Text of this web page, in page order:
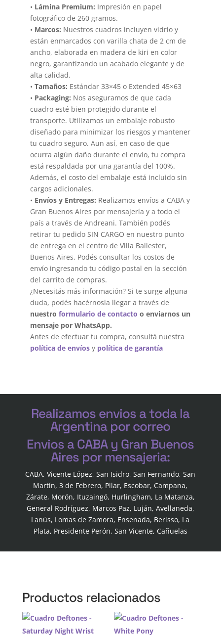
• Lámina Premium: Impresión en papel
fotográfico de 260 gramos.
• Marcos: Nuestros cuadros incluyen vidrio y
están enmarcados con varilla chata de 2 cm de
ancho, elaborada en madera de kiri en color
negro, garantizando un acabado elegante y de
alta calidad.
• Tamaños: Estándar 33×45 o Extended 45×63
• Packaging: Nos aseguramos de que cada
cuadro esté bien protegido durante el
transporte. Utilizamos un embalaje robusto
diseñado para minimizar los riesgos y mantener
tu cuadro seguro. Aun así, en caso de que
ocurra algún daño durante el envío, tu compra
está respaldada por una garantía del 100%.
Además, el costo del embalaje está incluido sin
cargos adicionales.
• Envíos y Entregas: Realizamos envíos a CABA y
Gran Buenos Aires por mensajería y a todo el
país a través de Andreani. También podés
retirar tu pedido SIN CARGO en nuestro punto
de entrega en el centro de Villa Ballester,
Buenos Aires. Podés consultar los costos de
envío ingresando tu código postal en la sección
del carrito de compras.
¿Necesitás más información? Si te surge alguna
duda, podés hacérnosla llegar a través de
nuestro formulario de contacto o enviarnos un
mensaje por WhatsApp.
Antes de efectuar tu compra, consultá nuestra
política de envíosy política de garantía
Realizamos envios a toda la
Argentina por correo
Envios a CABA y Gran Buenos
Aires por mensajeria:
CABA, Vicente López, San Isidro, San Fernando, San
Martín, 3 de Febrero, Pilar, Escobar, Campana,
Zárate, Morón, Ituzaingó, Hurlingham, La Matanza,
General Rodríguez, Marcos Paz, Luján, Avellaneda,
Lanús, Lomas de Zamora, Ensenada, Berisso, La
Plata, Presidente Perón, San Vicente, Cañuelas
Productos relacionados